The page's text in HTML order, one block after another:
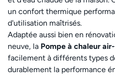
un confort thermique
d'utilisation maîtrisés.
Adaptée aussi bien en
neuve, la Pompe à chaleur
facilement à différents types
durablement la performance